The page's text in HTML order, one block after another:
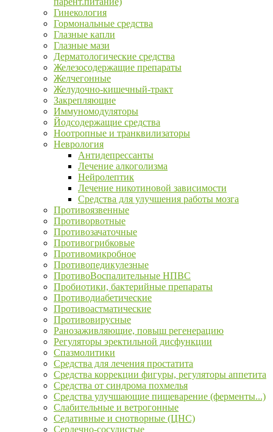
Гинекология
Гормональные средства
Глазные капли
Глазные мази
Дерматологические средства
Железосодержащие препараты
Желчегонные
Желудочно-кишечный-тракт
Закрепляющие
Иммуномодуляторы
Йодсодержащие средства
Ноотропные и транквилизаторы
Неврология
Антидепрессанты
Лечение алкоголизма
Нейролептик
Лечение никотиновой зависимости
Средства для улучшения работы мозга
Противоязвенные
Противорвотные
Противозачаточные
Противогрибковые
Противомикробное
Противопедикулезные
ПротивоВоспалительные НПВС
Пробиотики, бактерийные препараты
Противодиабетические
Противоастматические
Противовирусные
Ранозаживляющие, повыш регенерацию
Регуляторы эректильной дисфункции
Спазмолитики
Средства для лечения простатита
Средства коррекции фигуры, регуляторы аппетита
Средства от синдрома похмелья
Средства улучшающие пищеварение (ферменты...)
Слабительные и ветрогонные
Седативные и снотворные (ЦНС)
Сердечно-сосудистые